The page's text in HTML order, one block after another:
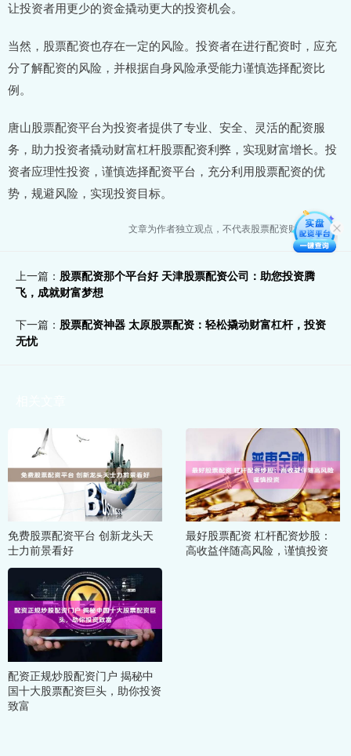
让投资者用更少的资金撬动更大的投资机会。
当然，股票配资也存在一定的风险。投资者在进行配资时，应充
分了解配资的风险，并根据自身风险承受能力谨慎选择配资比
例。
唐山股票配资平台为投资者提供了专业、安全、灵活的配资服
务，助力投资者撬动财富杠杆股票配资利弊，实现财富增长。投
资者应理性投资，谨慎选择配资平台，充分利用股票配资的优
势，规避风险，实现投资目标。
文章为作者独立观点，不代表股票配资财经网观点
上一篇： 股票配资那个平台好 天津股票配资公司：助您投资腾
飞，成就财富梦想
下一篇： 股票配资神器 太原股票配资：轻松撬动财富杠杆，投资
无忧
免费股票配资平台 创新龙头天
士力前景看好
最好股票配资 杠杆配资炒股：
高收益伴随高风险，谨慎投资
配资正规炒股配资门户 揭秘中
国十大股票配资巨头，助你投资
致富